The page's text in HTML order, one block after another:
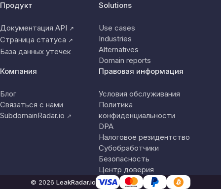
Продукт
Документация API ↗
Страница статуса ↗
База данных утечек
Solutions
Use cases
Industries
Alternatives
Domain reports
Компания
Блог
Связаться с нами
SubdomainRadar.io ↗
Правовая информация
Условия обслуживания
Политика
конфиденциальности
DPA
Налоговое резидентство
Субобработчики
Безопасность
Центр доверия
© 2026 LeakRadar.io